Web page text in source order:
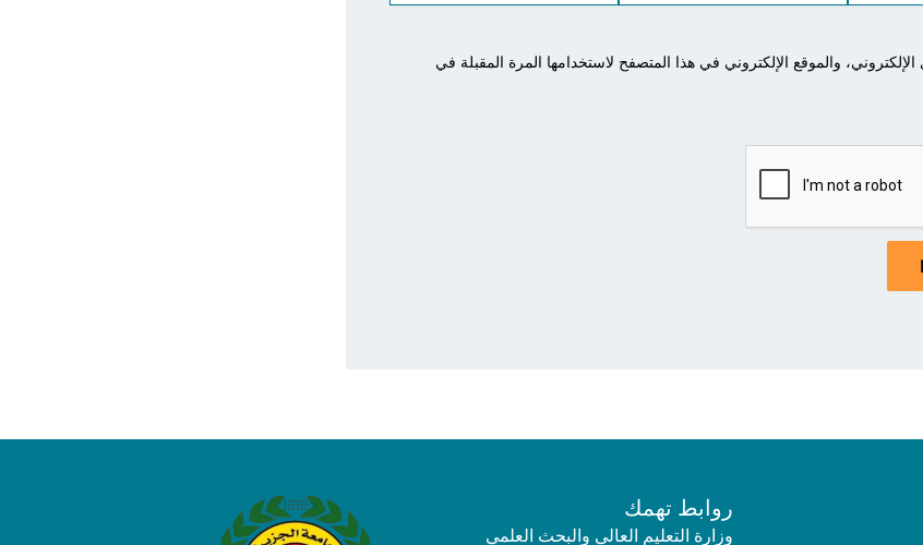
والموقع الإلكتروني في هذا المتصفح لاستخدامها المرة المقبلة في
روابط تهمك
وزارة التعليم العالي والبحث العلمي